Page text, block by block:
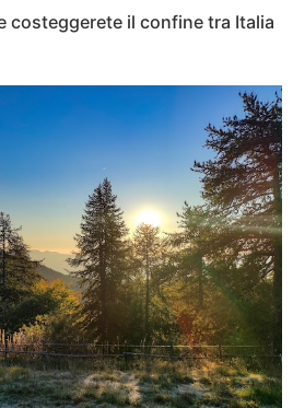
costeggerete il confine tra Italia